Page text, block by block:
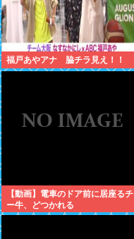
福戸あやアナ 脇チラ見え！！
【動画】電車のドア前に居座るチ
ー牛、どつかれる